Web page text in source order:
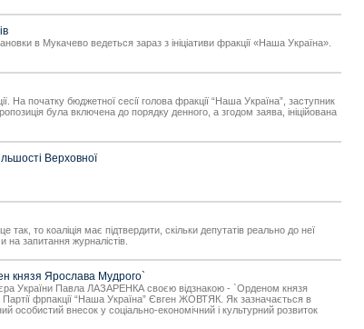
в Мукачево ведеться зараз з ініціативи фракції «Наша Україна».
На початку бюджетної сесії голова фракції “Наша Україна”, заступник
була включена до порядку денного, а згодом заява, ініційована
Верховної
то коаліція має підтвердити, скільки депутатів реально до неї
на запитання журналістів.
князя Ярослава Мудрого`
України Павла ЛАЗАРЕНКА своєю відзнакою - `Орденом князя
фрпакції “Наша Україна” Євген ЖОВТЯК. Як зазначається в
особистий внесок у соціально-економічний і культурний розвиток